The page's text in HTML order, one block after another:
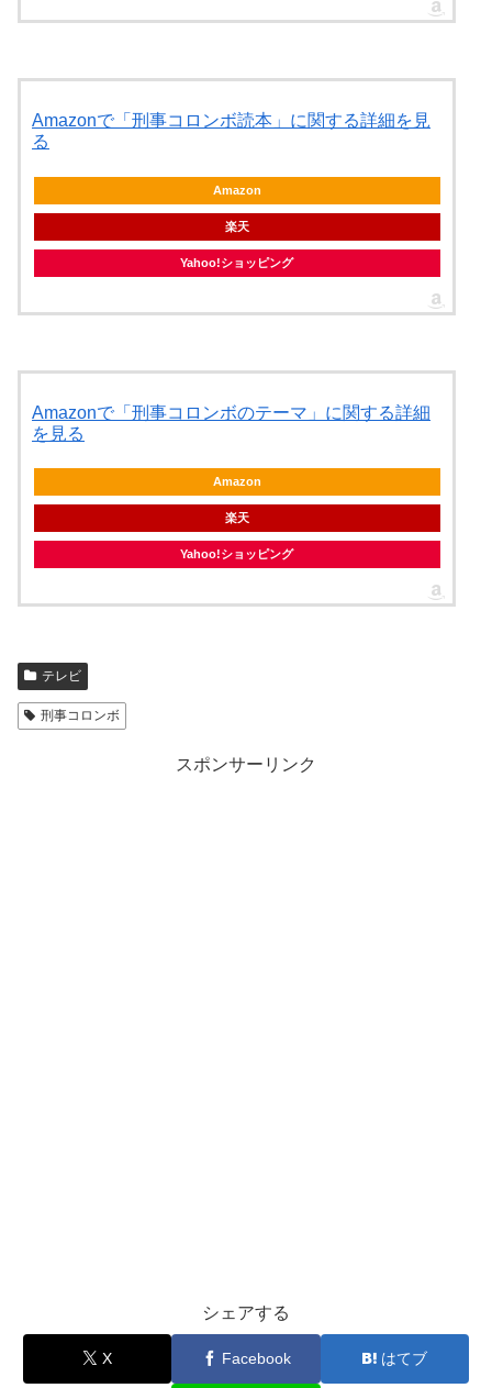
Amazonで「刑事コロンボ読本」に関する詳細を見
る
Amazon
楽天
Yahoo!ショッピング
Amazonで「刑事コロンボのテーマ」に関する詳細
を見る
Amazon
楽天
Yahoo!ショッピング
テレビ
刑事コロンボ
スポンサーリンク
シェアする
X Facebook はてブ